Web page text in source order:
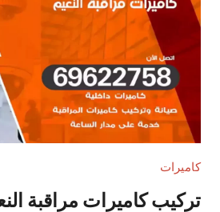
كاميرات